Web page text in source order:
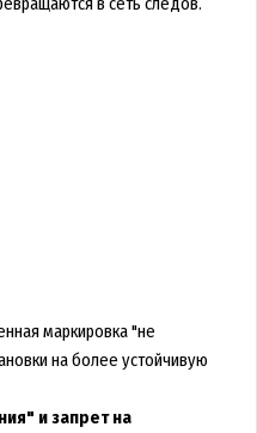
маркировка "не
на более устойчивую
и запрет на